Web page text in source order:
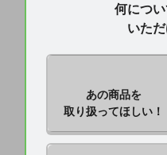
何につ
いた
あの商品を
取り扱ってほしい！